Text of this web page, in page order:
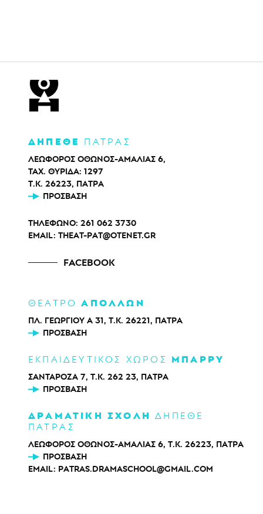
ΔΗΠΕΘΕ ΠΑΤΡΑΣ
ΛΕΩΦΟΡΟΣ ΟΘΩΝΟΣ-ΑΜΑΛΙΑΣ 6,
ΤΑΧ. ΘΥΡΙΔΑ: 1297
Τ.Κ. 26223, ΠΑΤΡΑ
ΠΡΌΣΒΑΣΗ
ΤΗΛΕΦΩΝΟ: 261 062 3730
EMAIL: THEAT-PAT@OTENET.GR
FACEBOOK
ΘΕΑΤΡΟΑΠΟΛΛΩΝ
ΠΛ. ΓΕΩΡΓΙΟΥ Α 31, Τ.Κ. 26221, ΠΑΤΡΑ
ΠΡΌΣΒΑΣΗ
ΕΚΠΑΙΔΕΥΤΙΚΟΣ ΧΩΡΟΣ ΜΠΑΡΡΥ
ΣΑΝΤΑΡΟΖΑ 7, Τ.Κ. 262 23, ΠΑΤΡΑ
ΠΡΌΣΒΑΣΗ
ΔΡΑΜΑΤΙΚΗ ΣΧΟΛΗ ΔΗΠΕΘΕ
ΠΑΤΡΑΣ
ΛΕΩΦΟΡΟΣ ΟΘΩΝΟΣ-ΑΜΑΛΙΑΣ 6, Τ.Κ. 26223, ΠΑΤΡΑ
ΠΡΌΣΒΑΣΗ
EMAIL: PATRAS.DRAMASCHOOL@GMAIL.COM